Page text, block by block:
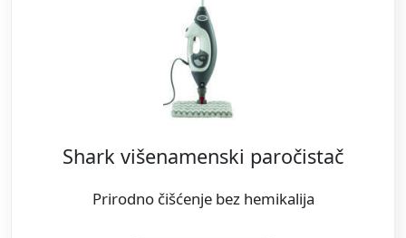
Shark višenamenski paročistač
Prirodno čišćenje bez hemikalija